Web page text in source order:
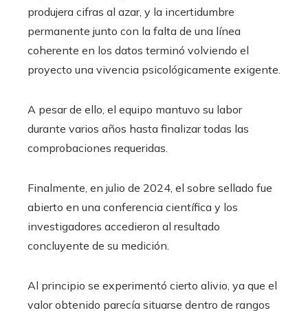
produjera cifras al azar, y la incertidumbre
permanente junto con la falta de una línea
coherente en los datos terminó volviendo el
proyecto una vivencia psicológicamente exigente.
A pesar de ello, el equipo mantuvo su labor
durante varios años hasta finalizar todas las
comprobaciones requeridas.
Finalmente, en julio de 2024, el sobre sellado fue
abierto en una conferencia científica y los
investigadores accedieron al resultado
concluyente de su medición.
Al principio se experimentó cierto alivio, ya que el
valor obtenido parecía situarse dentro de rangos